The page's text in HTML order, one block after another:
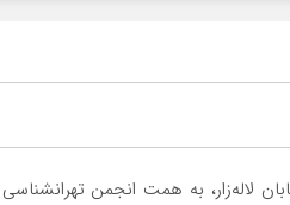
به همت انجمن تهرانشناسی و با